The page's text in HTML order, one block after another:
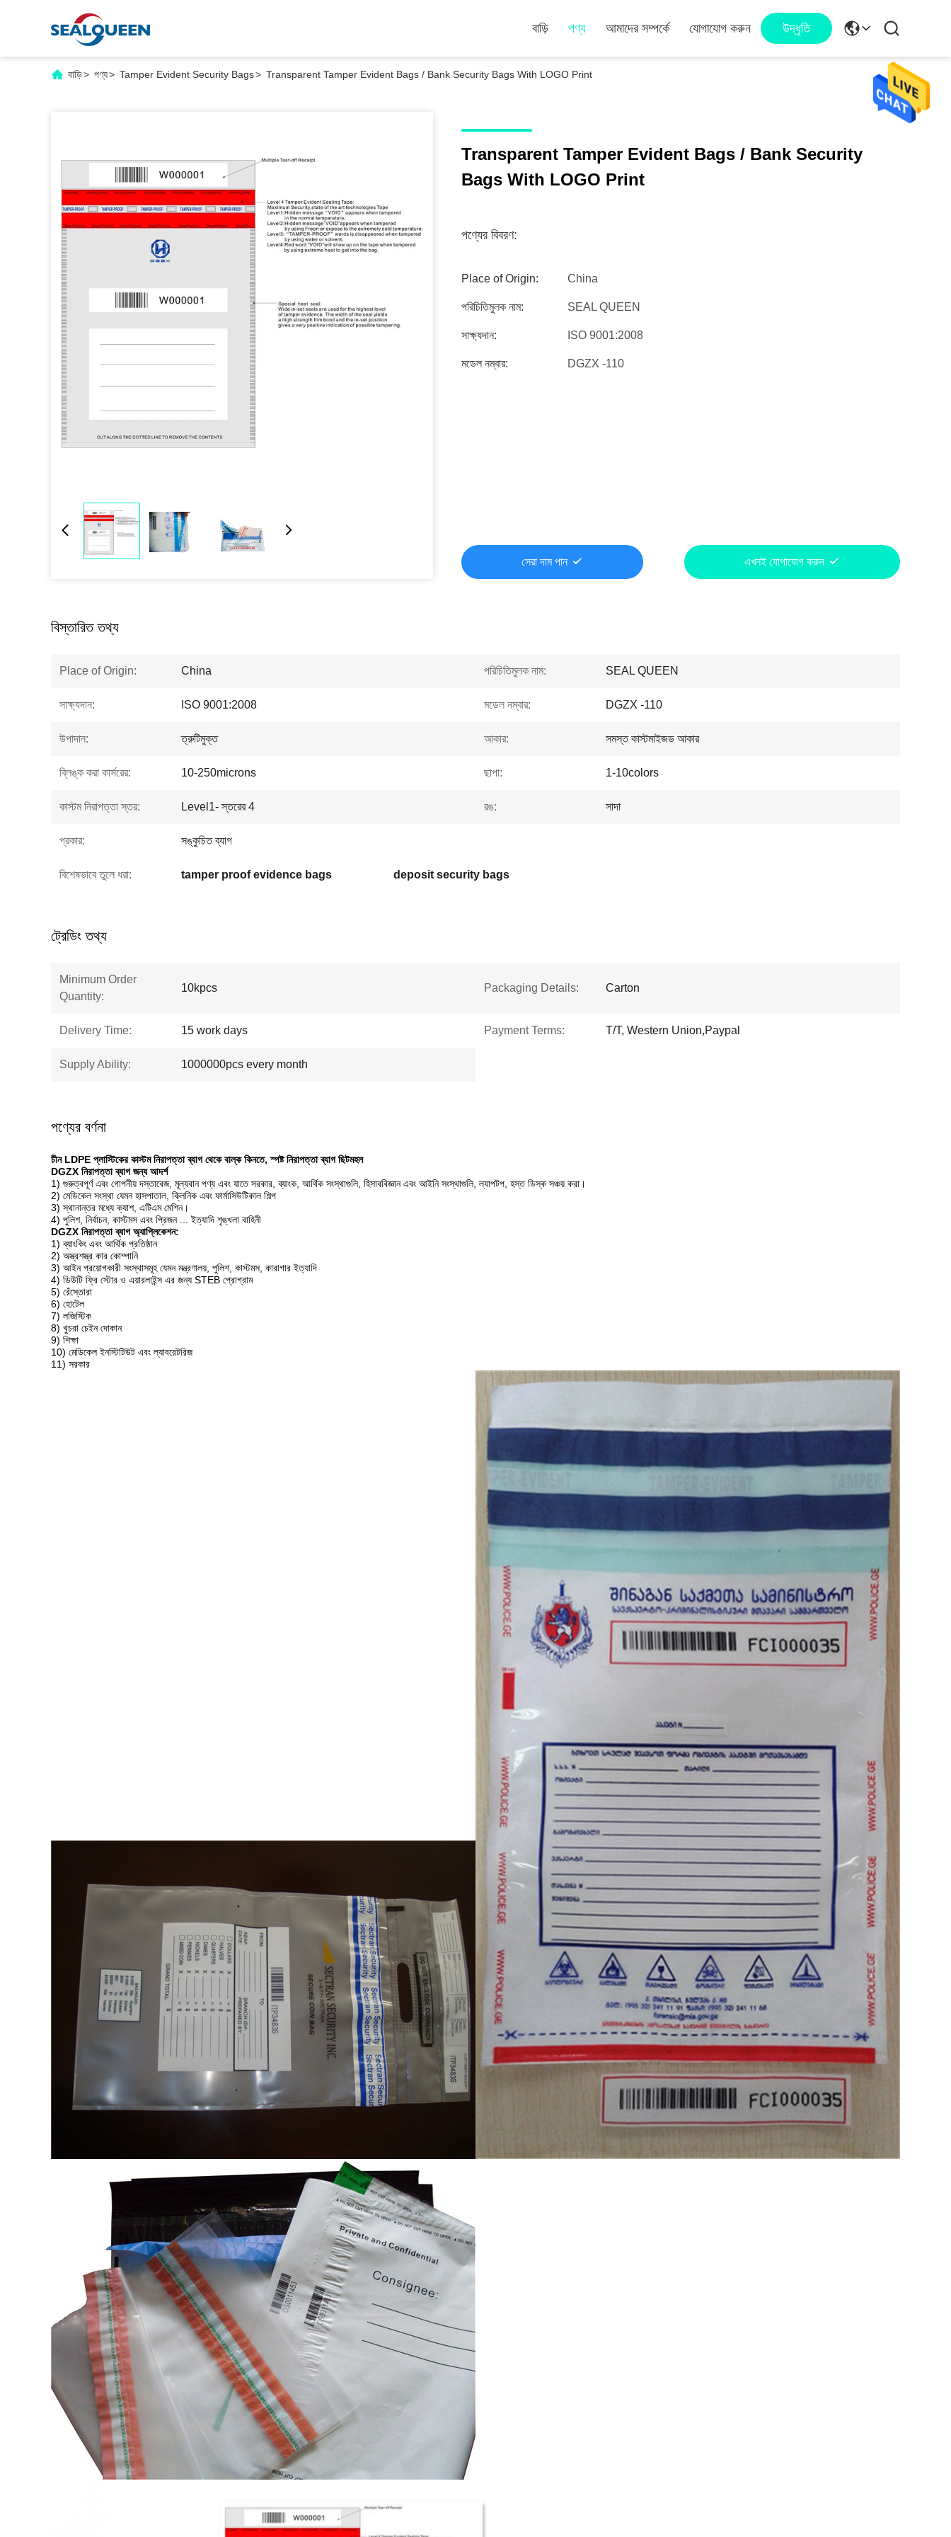
বাড়ি পণ্য আমাদের সম্পর্কে যোগাযোগ করুন উদ্ধৃতি
বাড়ি> পণ্য> Tamper Evident Security Bags> Transparent Tamper Evident Bags / Bank Security Bags With LOGO Print
Transparent Tamper Evident Bags / Bank Security
Bags With LOGO Print
পণ্যের বিবরণ:
Place of Origin: China
পরিচিতিমুলক নাম: SEAL QUEEN
সাক্ষ্যদান: ISO 9001:2008
মডেল নম্বার: DGZX -110
সেরা দাম পান এখনই যোগাযোগ করুন
বিস্তারিত তথ্য
Place of Origin: China পরিচিতিমুলক নাম: SEAL QUEEN
সাক্ষ্যদান: ISO 9001:2008 মডেল নম্বার: DGZX -110
উপাদান: ত্রুটিমুক্ত আকার: সমস্ত কাস্টমাইজড আকার
ব্লিঙ্ক করা কার্সরের: 10-250microns ছাপা: 1-10colors
কাস্টম নিরাপত্তা স্তর: Level1- স্তরের 4 রঙ: সাদা
প্রকার: সঙ্কুচিত ব্যাগ
বিশেষভাবে তুলে ধরা: tamper proof evidence bags deposit security bags
ট্রেডিং তথ্য
Minimum Order
Quantity:
10kpcs Packaging Details: Carton
Delivery Time: 15 work days Payment Terms: T/T, Western Union,Paypal
Supply Ability: 1000000pcs every month
পণ্যের বর্ণনা
চীন LDPE প্লাস্টিকের কাস্টম নিরাপত্তা ব্যাগ থেকে বাল্ক কিনতে, স্পষ্ট নিরাপত্তা ব্যাগ ছিটমহল
DGZX নিরাপত্তা ব্যাগ জন্য আদর্শ
1) গুরুত্বপূর্ণ এবং গোপনীয় দস্তাবেজ, মূল্যবান পণ্য এবং যাতে সরকার, ব্যাংক, আর্থিক সংস্থাগুলি, হিসাববিজ্ঞান এবং আইনি সংস্থাগুলি, ল্যাপটপ, হস্ত ডিস্ক সঞ্চয় করা।
2) মেডিকেল সংস্থা যেমন হাসপাতাল, ক্লিনিক এবং ফার্মাসিউটিকাল শিল্প
3) স্থানান্তর মধ্যে ক্যাশ, এটিএম মেশিন।
4) পুলিশ, নির্বাচন, কাস্টমস এবং প্রিজন ... ইত্যাদি শৃঙ্খলা বাহিনী
DGZX নিরাপত্তা ব্যাগ অ্যাপ্লিকেশন:
1) ব্যাংকিং এবং আর্থিক প্রতিষ্ঠান
2) অস্ত্রশস্ত্র কার কোম্পানি
3) আইন প্রয়োগকারী সংস্থাসমূহ যেমন মন্ত্রণালয়, পুলিশ, কাস্টমস, কারাগার ইত্যাদি
4) ডিউটি ​​ফ্রি স্টোর ও এয়ারলাইন্স এর জন্য STEB প্রোগ্রাম
5) রেঁস্তোরা
6) হোটেল
7) লজিস্টিক
8) খুচরা চেইন দোকান
9) শিক্ষা
10) মেডিকেল ইনস্টিটিউট এবং ল্যাবরেটরিজ
11) সরকার